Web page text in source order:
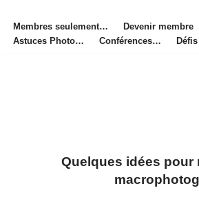
Membres seulement… Devenir membre
Astuces Photo…
Conférences…
Quelques idées pour